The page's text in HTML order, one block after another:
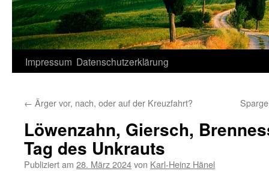
Zum
springen
Impressum Datenschutzerklärung
← Ärger vor, nach, oder auf der Kreuzfahrt?
Löwenzahn, Giersch,
Tag des Unkrauts
Publiziert am 28. März 2024von Karl-Heinz Hänel